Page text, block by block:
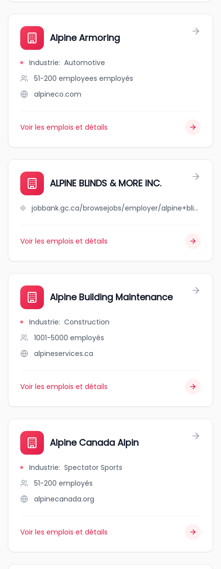
Alpine Armoring
Industrie: Automotive
51-200 employees employés
alpineco.com
Voir les emplois et détails
ALPINE BLINDS & MORE INC.
jobbank.gc.ca/browsejobs/employer/alpine+blinds+%26+more+inc./ca
Voir les emplois et détails
Alpine Building Maintenance
Industrie: Construction
1001-5000 employés
alpineservices.ca
Voir les emplois et détails
Alpine Canada Alpin
Industrie: Spectator Sports
51-200 employés
alpinecanada.org
Voir les emplois et détails